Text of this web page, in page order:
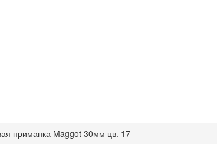
приманка Maggot 30мм цв. 17